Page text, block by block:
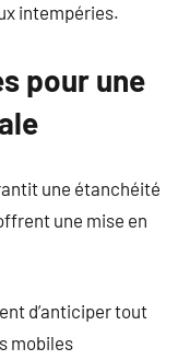
intempéries.
pour une
une étanchéité
une mise en
d’anticiper tout
mobiles